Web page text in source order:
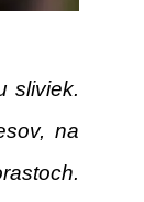
sliviek.
na